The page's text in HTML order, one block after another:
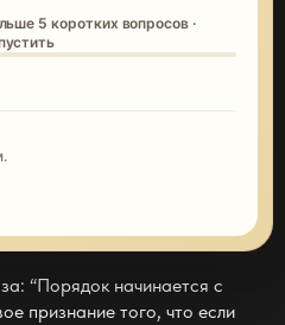
“Порядок начинается с
признание того, что если